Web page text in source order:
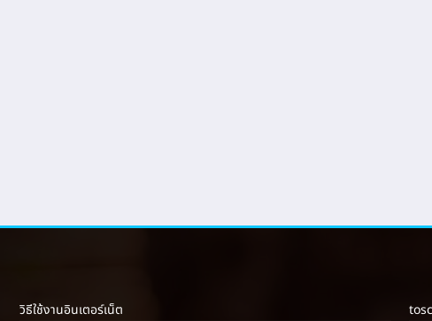
วิธีใช้งานอินเตอร์เน็ต